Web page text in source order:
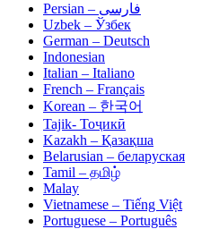
Persian – فارسی
Uzbek – Ўзбек
German – Deutsch
Indonesian
Italian – Italiano
French – Français
Korean – 한국어
Tajik- Тоҷикӣ
Kazakh – Қазақша
Belarusian – беларуская
Tamil – தமிழ்
Malay
Vietnamese – Tiếng Việt
Portuguese – Português